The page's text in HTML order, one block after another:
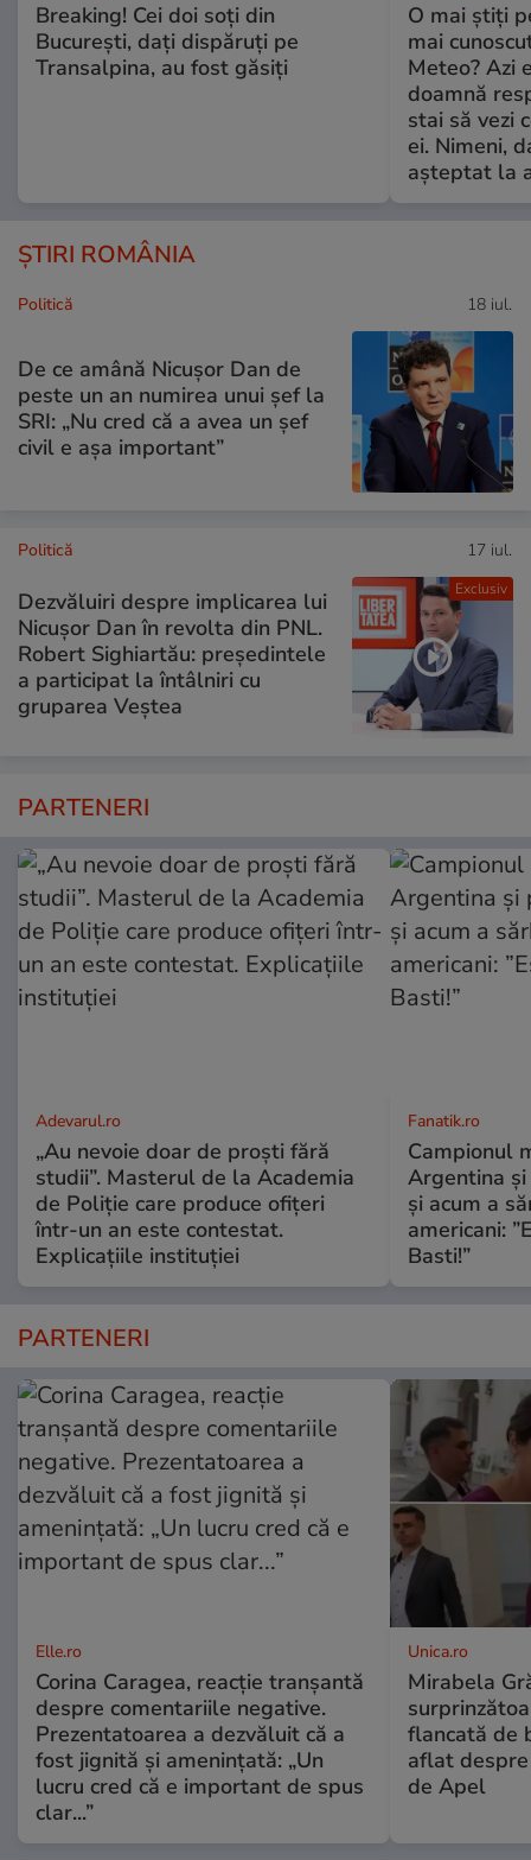
Breaking! Cei doi soți din
București, dați dispăruți pe
Transalpina, au fost găsiți
O mai știți
mai
Meteo? Azi
doamnă
stai să vezi
ei. Nimeni,
așteptat la
ȘTIRI ROMÂNIA
Politică 18 iul.
De ce amână Nicușor Dan de
peste un an numirea unui șef la
SRI: „Nu cred că a avea un şef
civil e așa important”
Exclusiv
Politică 17 iul.
Dezvăluiri despre implicarea lui
Nicușor Dan în revolta din PNL.
Robert Sighiartău: președintele
a participat la întâlniri cu
gruparea Veștea
PARTENERI
Adevarul.ro
„Au nevoie doar de proști fără
studii”. Masterul de la Academia
de Poliție care produce ofițeri
într-un an este contestat.
Explicațiile instituției
Fanatik.ro
Campionul
Argentina
și acum a
americani:
Basti!”
PARTENERI
Elle.ro
Corina Caragea, reacție tranșantă
despre comentariile negative.
Prezentatoarea a dezvăluit că a
fost jignită și amenințată: „Un
lucru cred că e important de spus
clar...”
Unica.ro
Mirabela
flancată de
aflat
de Apel